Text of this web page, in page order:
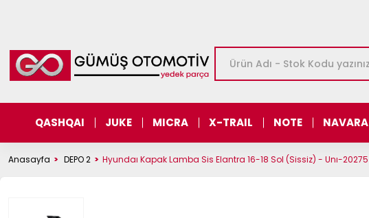
QASHQAI JUKE MICRA X-TRAIL NOTE NAVARA
Anasayfa DEPO 2 Hyundaı Kapak Lamba Sis Elantra 16-18 Sol (Sissiz) - Unı-20275